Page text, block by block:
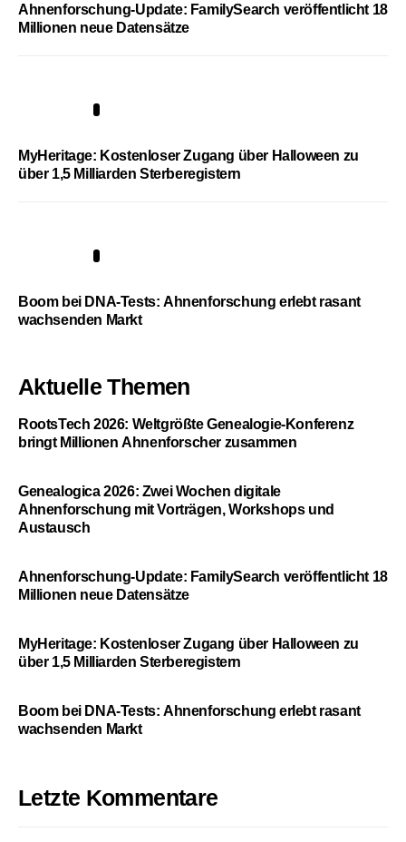
Ahnenforschung-Update: FamilySearch veröffentlicht 18
Millionen neue Datensätze
MyHeritage: Kostenloser Zugang über Halloween zu
über 1,5 Milliarden Sterberegistern
Boom bei DNA-Tests: Ahnenforschung erlebt rasant
wachsenden Markt
Aktuelle Themen
RootsTech 2026: Weltgrößte Genealogie-Konferenz
bringt Millionen Ahnenforscher zusammen
Genealogica 2026: Zwei Wochen digitale
Ahnenforschung mit Vorträgen, Workshops und
Austausch
Ahnenforschung-Update: FamilySearch veröffentlicht 18
Millionen neue Datensätze
MyHeritage: Kostenloser Zugang über Halloween zu
über 1,5 Milliarden Sterberegistern
Boom bei DNA-Tests: Ahnenforschung erlebt rasant
wachsenden Markt
Letzte Kommentare